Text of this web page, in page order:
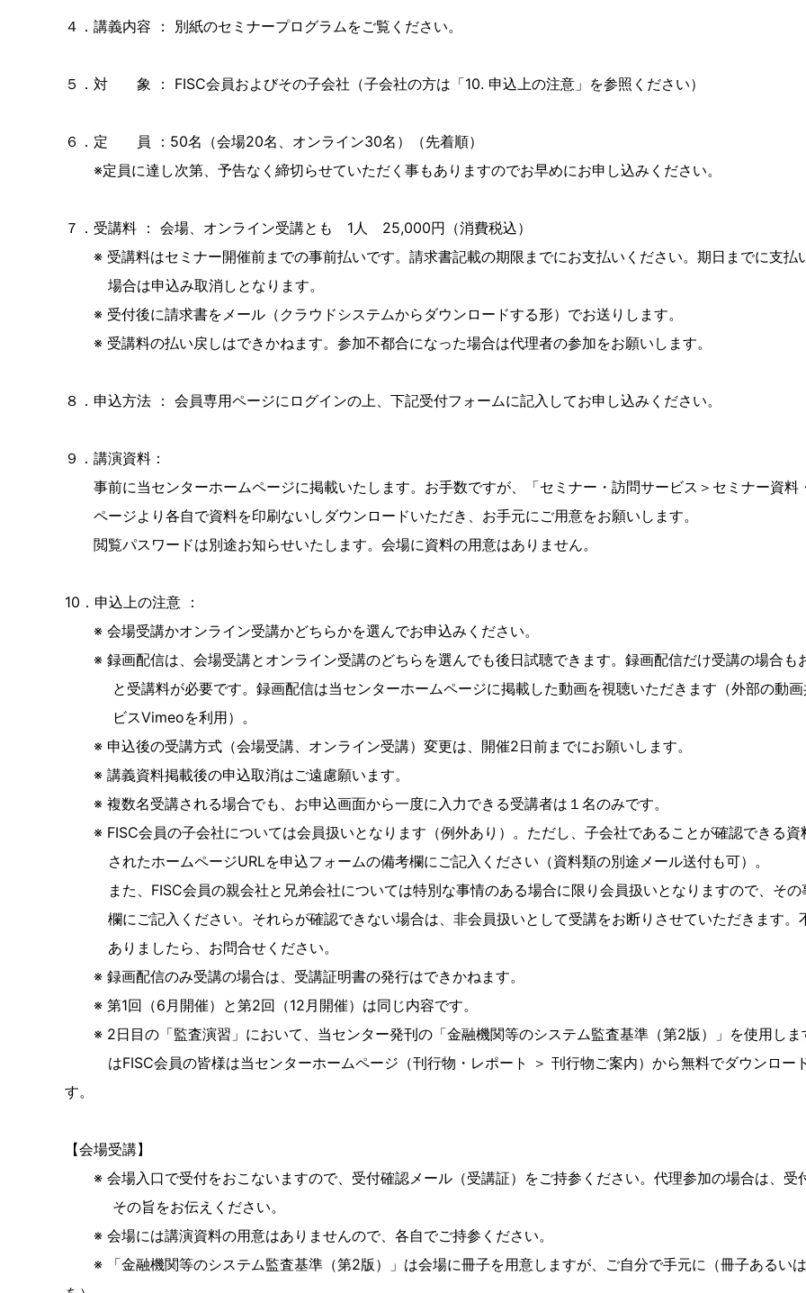
４．講義内容 ： 別紙のセミナープログラムをご覧ください。
５．対 象 ： FISC会員およびその子会社（子会社の方は「10. 申込上の注意」を参照ください）
６．定 員 ：50名（会場20名、オンライン30名）（先着順）
※定員に達し次第、予告なく締切らせていただく事もありますのでお早めにお申し込みください。
７．受講料 ： 会場、オンライン受講とも 1人 25,000円（消費税込）
※ 受講料はセミナー開催前までの事前払いです。請求書記載の期限までにお支払いください。期日までに支払
場合は申込み取消しとなります。
※ 受付後に請求書をメール（クラウドシステムからダウンロードする形）でお送りします。
※ 受講料の払い戻しはできかねます。参加不都合になった場合は代理者の参加をお願いします。
８．申込方法 ： 会員専用ページにログインの上、下記受付フォームに記入してお申し込みください。
９．講演資料：
事前に当センターホームページに掲載いたします。お手数ですが、「セミナー・訪問サービス＞セミナー資料
ページより各自で資料を印刷ないしダウンロードいただき、お手元にご用意をお願いします。
閲覧パスワードは別途お知らせいたします。会場に資料の用意はありません。
10．申込上の注意 ：
※ 会場受講かオンライン受講かどちらかを選んでお申込みください。
※ 録画配信は、会場受講とオンライン受講のどちらを選んでも後日試聴できます。録画配信だけ受講の場合も
と受講料が必要です。録画配信は当センターホームページに掲載した動画を視聴いただきます（外部の動画
ビスVimeoを利用）。
※ 申込後の受講方式（会場受講、オンライン受講）変更は、開催2日前までにお願いします。
※ 講義資料掲載後の申込取消はご遠慮願います。
※ 複数名受講される場合でも、お申込画面から一度に入力できる受講者は１名のみです。
※ FISC会員の子会社については会員扱いとなります（例外あり）。ただし、子会社であることが確認できる資
されたホームページURLを申込フォームの備考欄にご記入ください（資料類の別途メール送付も可）。
また、FISC会員の親会社と兄弟会社については特別な事情のある場合に限り会員扱いとなりますので、その
欄にご記入ください。それらが確認できない場合は、非会員扱いとして受講をお断りさせていただきます。
ありましたら、お問合せください。
※ 録画配信のみ受講の場合は、受講証明書の発行はできかねます。
※ 第1回（6月開催）と第2回（12月開催）は同じ内容です。
※ 2日目の「監査演習」において、当センター発刊の「金融機関等のシステム監査基準（第2版）」を使用しま
はFISC会員の皆様は当センターホームページ（刊行物・レポート ＞ 刊行物ご案内）から無料でダウンロー
す。
【会場受講】
※ 会場入口で受付をおこないますので、受付確認メール（受講証）をご持参ください。代理参加の場合は、受
その旨をお伝えください。
※ 会場には講演資料の用意はありませんので、各自でご持参ください。
※ 「金融機関等のシステム監査基準（第2版）」は会場に冊子を用意しますが、ご自分で手元に（冊子あるい